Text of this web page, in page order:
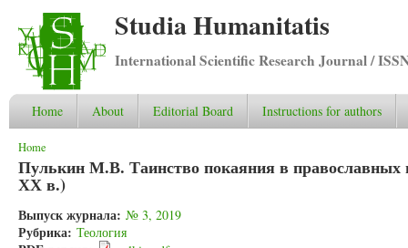
Studia Humanitatis
International Scientific Research Journal /
Home About Editorial Board Instructions for authors
You are here
Home
Пулькин М.В. Таинство покаяния в православных
ХХ в.)
Выпуск журнала: № 3, 2019
Рубрика: Теология